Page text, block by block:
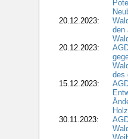
20.12.2023:
den
20.12.2023:
des
15.12.2023:
30.11.2023: